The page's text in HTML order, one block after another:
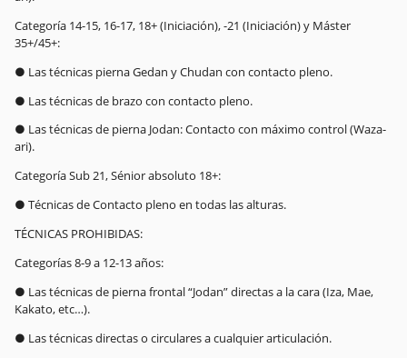
Categoría 14-15, 16-17, 18+ (Iniciación), -21 (Iniciación) y Máster
35+/45+:
● Las técnicas pierna Gedan y Chudan con contacto pleno.
● Las técnicas de brazo con contacto pleno.
● Las técnicas de pierna Jodan: Contacto con máximo control (Waza-
ari).
Categoría Sub 21, Sénior absoluto 18+:
● Técnicas de Contacto pleno en todas las alturas.
TÉCNICAS PROHIBIDAS:
Categorías 8-9 a 12-13 años:
● Las técnicas de pierna frontal “Jodan” directas a la cara (Iza, Mae,
Kakato, etc…).
● Las técnicas directas o circulares a cualquier articulación.